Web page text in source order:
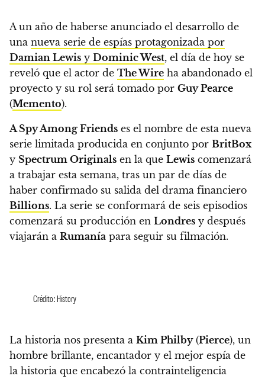
A un año de haberse anunciado el desarrollo de
una nueva serie de espías protagonizada por
Damian Lewis y Dominic West, el día de hoy se
reveló que el actor de The Wire ha abandonado el
proyecto y su rol será tomado por Guy Pearce
(Memento).
A Spy Among Friends es el nombre de esta nueva
serie limitada producida en conjunto por BritBox
y Spectrum Originals en la que Lewis comenzará
a trabajar esta semana, tras un par de días de
haber confirmado su salida del drama financiero
Billions. La serie se conformará de seis episodios
comenzará su producción en Londres y después
viajarán a Rumanía para seguir su filmación.
Crédito: History
La historia nos presenta a Kim Philby(Pierce), un
hombre brillante, encantador y el mejor espía de
la historia que encabezó la contrainteligencia